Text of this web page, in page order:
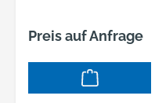
Preis auf Anfrage